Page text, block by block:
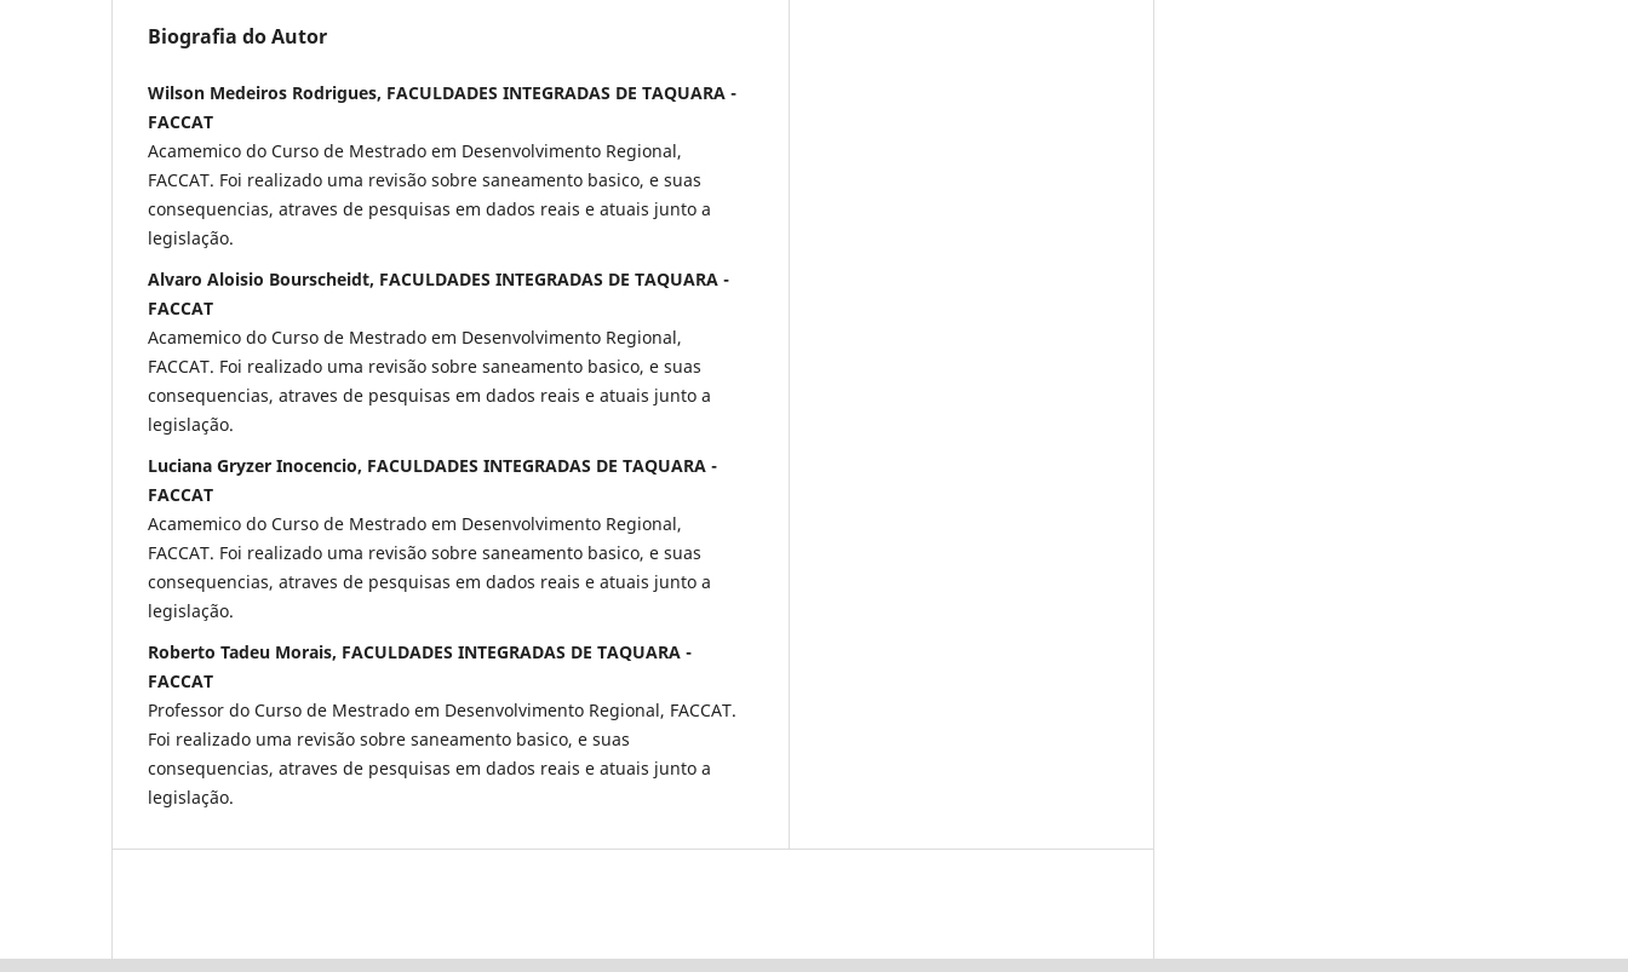
Biografia do Autor
Wilson Medeiros Rodrigues, FACULDADES INTEGRADAS DE TAQUARA -
FACCAT
Acamemico do Curso de Mestrado em Desenvolvimento Regional,
FACCAT. Foi realizado uma revisão sobre saneamento basico, e suas
consequencias, atraves de pesquisas em dados reais e atuais junto a
legislação.
Alvaro Aloisio Bourscheidt, FACULDADES INTEGRADAS DE TAQUARA -
FACCAT
Acamemico do Curso de Mestrado em Desenvolvimento Regional,
FACCAT. Foi realizado uma revisão sobre saneamento basico, e suas
consequencias, atraves de pesquisas em dados reais e atuais junto a
legislação.
Luciana Gryzer Inocencio, FACULDADES INTEGRADAS DE TAQUARA -
FACCAT
Acamemico do Curso de Mestrado em Desenvolvimento Regional,
FACCAT. Foi realizado uma revisão sobre saneamento basico, e suas
consequencias, atraves de pesquisas em dados reais e atuais junto a
legislação.
Roberto Tadeu Morais, FACULDADES INTEGRADAS DE TAQUARA -
FACCAT
Professor do Curso de Mestrado em Desenvolvimento Regional, FACCAT.
Foi realizado uma revisão sobre saneamento basico, e suas
consequencias, atraves de pesquisas em dados reais e atuais junto a
legislação.